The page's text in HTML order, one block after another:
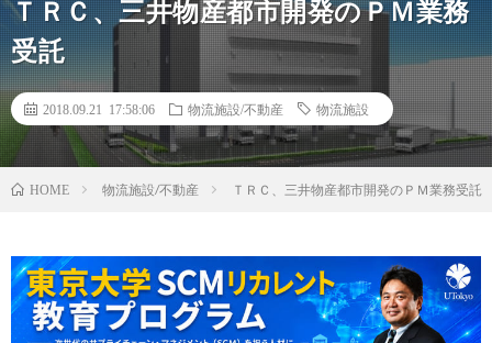
ＴＲＣ、三井物産都市開発のＰＭ業務
受託
2018.09.21 17:58:06 物流施設/不動産 物流施設
HOME 物流施設/不動産 ＴＲＣ、三井物産都市開発のＰＭ業務受託